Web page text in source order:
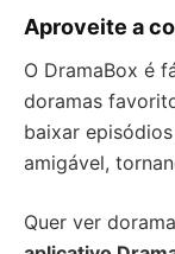
Aproveite a
O DramaBox é
doramas
baixar
amigável,
Quer ver